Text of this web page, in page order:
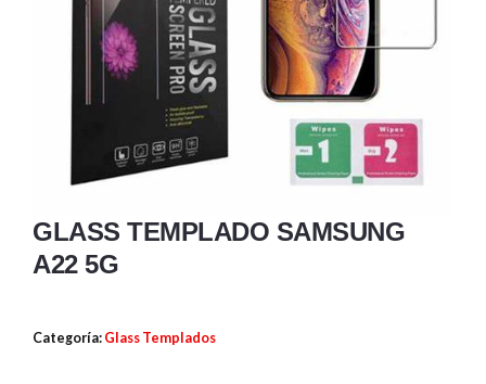
GLASS TEMPLADO SAMSUNG
A22 5G
Categoría: Glass Templados